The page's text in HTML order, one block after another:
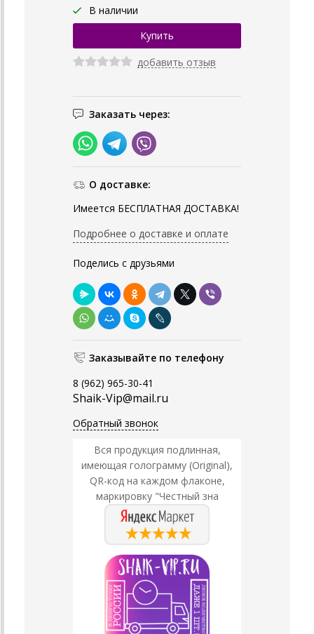
В наличии
добавить отзыв
Заказать через:
О доставке:
Имеется БЕСПЛАТНАЯ ДОСТАВКА!
Подробнее о доставке и оплате
Поделись с друзьями
Заказывайте по телефону
8 (962) 965-30-41
Shaik-Vip@mail.ru
Обратный звонок
Вся продукция подлинная,
имеющая голограмму (Original),
QR-код на каждом флаконе,
маркировку "Честный зна